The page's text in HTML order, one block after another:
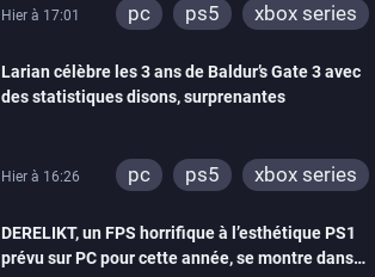
Hier à 17:01 pc ps5 xbox series
Larian célèbre les 3 ans de Baldur’s Gate 3 avec
des statistiques disons, surprenantes
Hier à 16:26 pc ps5 xbox series
DERELIKT, un FPS horrifique à l’esthétique PS1
prévu sur PC pour cette année, se montre dans